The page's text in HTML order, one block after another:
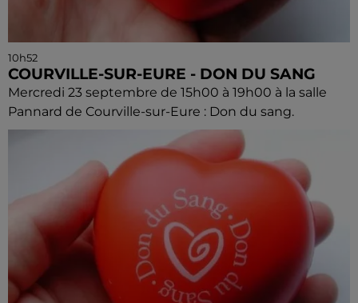
10h52
COURVILLE-SUR-EURE - DON DU SANG
Mercredi 23 septembre de 15h00 à 19h00 à la salle
Pannard de Courville-sur-Eure : Don du sang.